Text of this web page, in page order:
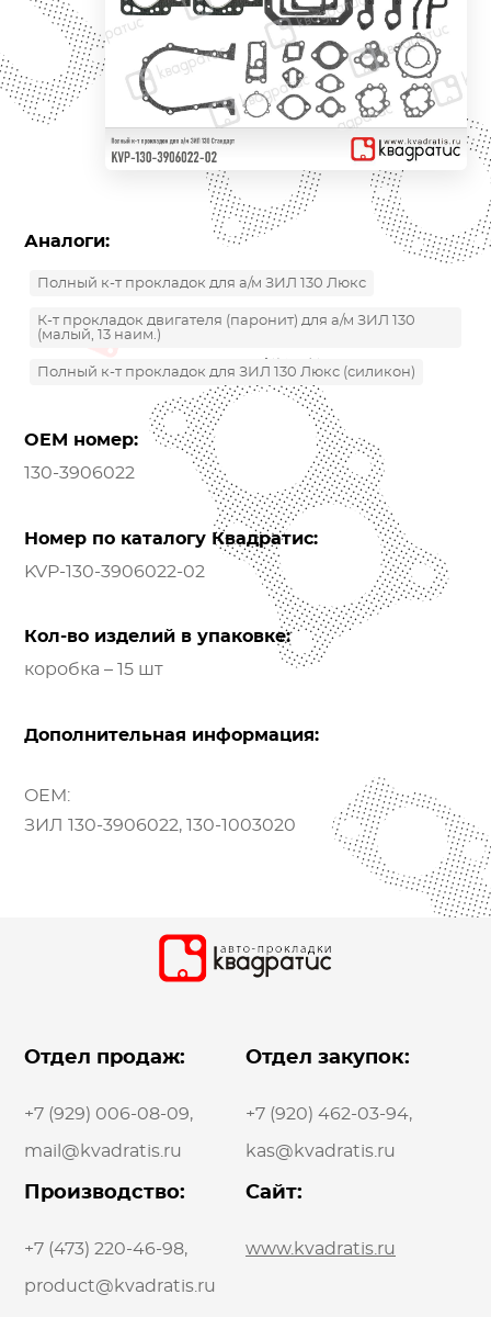
Аналоги:
Полный к-т прокладок для а/м ЗИЛ 130 Люкс
К-т прокладок двигателя (паронит) для а/м ЗИЛ 130
(малый, 13 наим.)
Полный к-т прокладок для ЗИЛ 130 Люкс (силикон)
OEM номер:
130-3906022
Номер по каталогу Квадратис:
KVP-130-3906022-02
Кол-во изделий в упаковке:
коробка – 15 шт
Дополнительная информация:
OEM:
ЗИЛ 130-3906022, 130-1003020
Отдел продаж:
+7 (929) 006-08-09,
mail@kvadratis.ru
Отдел закупок:
+7 (920) 462-03-94,
kas@kvadratis.ru
Производство:
+7 (473) 220-46-98,
product@kvadratis.ru
Сайт:
www.kvadratis.ru